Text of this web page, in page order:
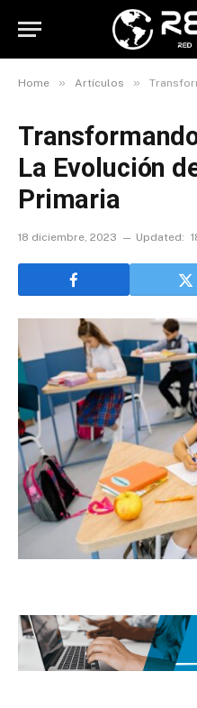
Home » Artículos »
La Evolución
Primaria
18 diciembre, 2023 Updated: